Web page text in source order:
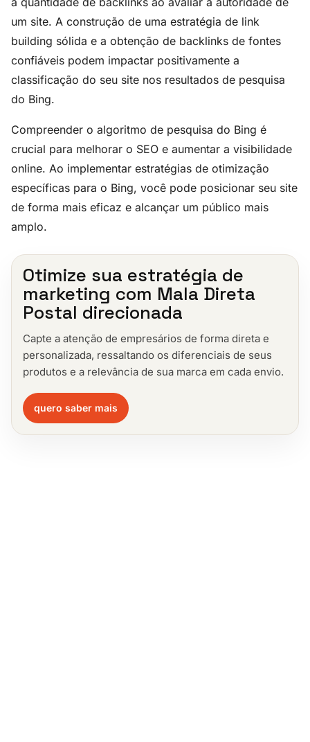
um site. A construção de uma estratégia de link
building sólida e a obtenção de backlinks de fontes
confiáveis podem impactar positivamente a
classificação do seu site nos resultados de pesquisa
do Bing.
Compreender o algoritmo de pesquisa do Bing é
crucial para melhorar o SEO e aumentar a visibilidade
online. Ao implementar estratégias de otimização
específicas para o Bing, você pode posicionar seu site
de forma mais eficaz e alcançar um público mais
amplo.
Otimize sua estratégia de
marketing com Mala Direta
Postal direcionada
Capte a atenção de empresários de forma direta e
personalizada, ressaltando os diferenciais de seus
produtos e a relevância de sua marca em cada envio.
quero saber mais